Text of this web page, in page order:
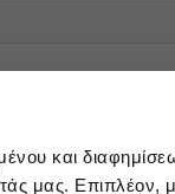
και
μας. Επιπλέον,